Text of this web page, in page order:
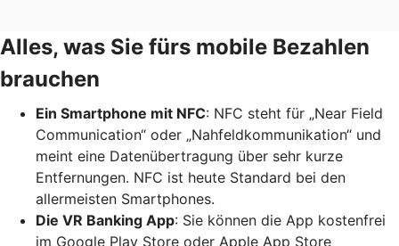
Alles, was Sie fürs mobile Bezahlen
brauchen
Ein Smartphone mit NFC: NFC steht für „Near Field
Communication“ oder „Nahfeldkommunikation“ und
meint eine Datenübertragung über sehr kurze
Entfernungen. NFC ist heute Standard bei den
allermeisten Smartphones.
Die VR Banking App: Sie können die App kostenfrei
im Google Play Store oder Apple App Store